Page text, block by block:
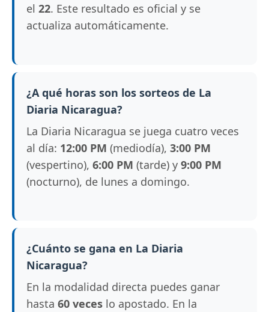
el 22. Este resultado es oficial y se
actualiza automáticamente.
¿A qué horas son los sorteos de La
Diaria Nicaragua?
La Diaria Nicaragua se juega cuatro veces
al día: 12:00 PM (mediodía), 3:00 PM
(vespertino), 6:00 PM (tarde) y 9:00 PM
(nocturno), de lunes a domingo.
¿Cuánto se gana en La Diaria
Nicaragua?
En la modalidad directa puedes ganar
hasta 60 veces lo apostado. En la